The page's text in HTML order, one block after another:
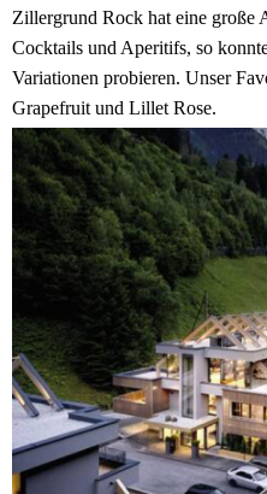
Zillergrund Rock hat eine große
Cocktails und Aperitifs, so
Variationen probieren. Unser
Grapefruit und Lillet Rose.